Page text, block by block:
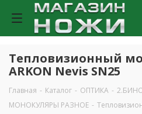
Тепловизионный
ARKON Nevis SN25
Главная - Каталог - ОПТИКА -
МОНОКУЛЯРЫ РАЗНОЕ -